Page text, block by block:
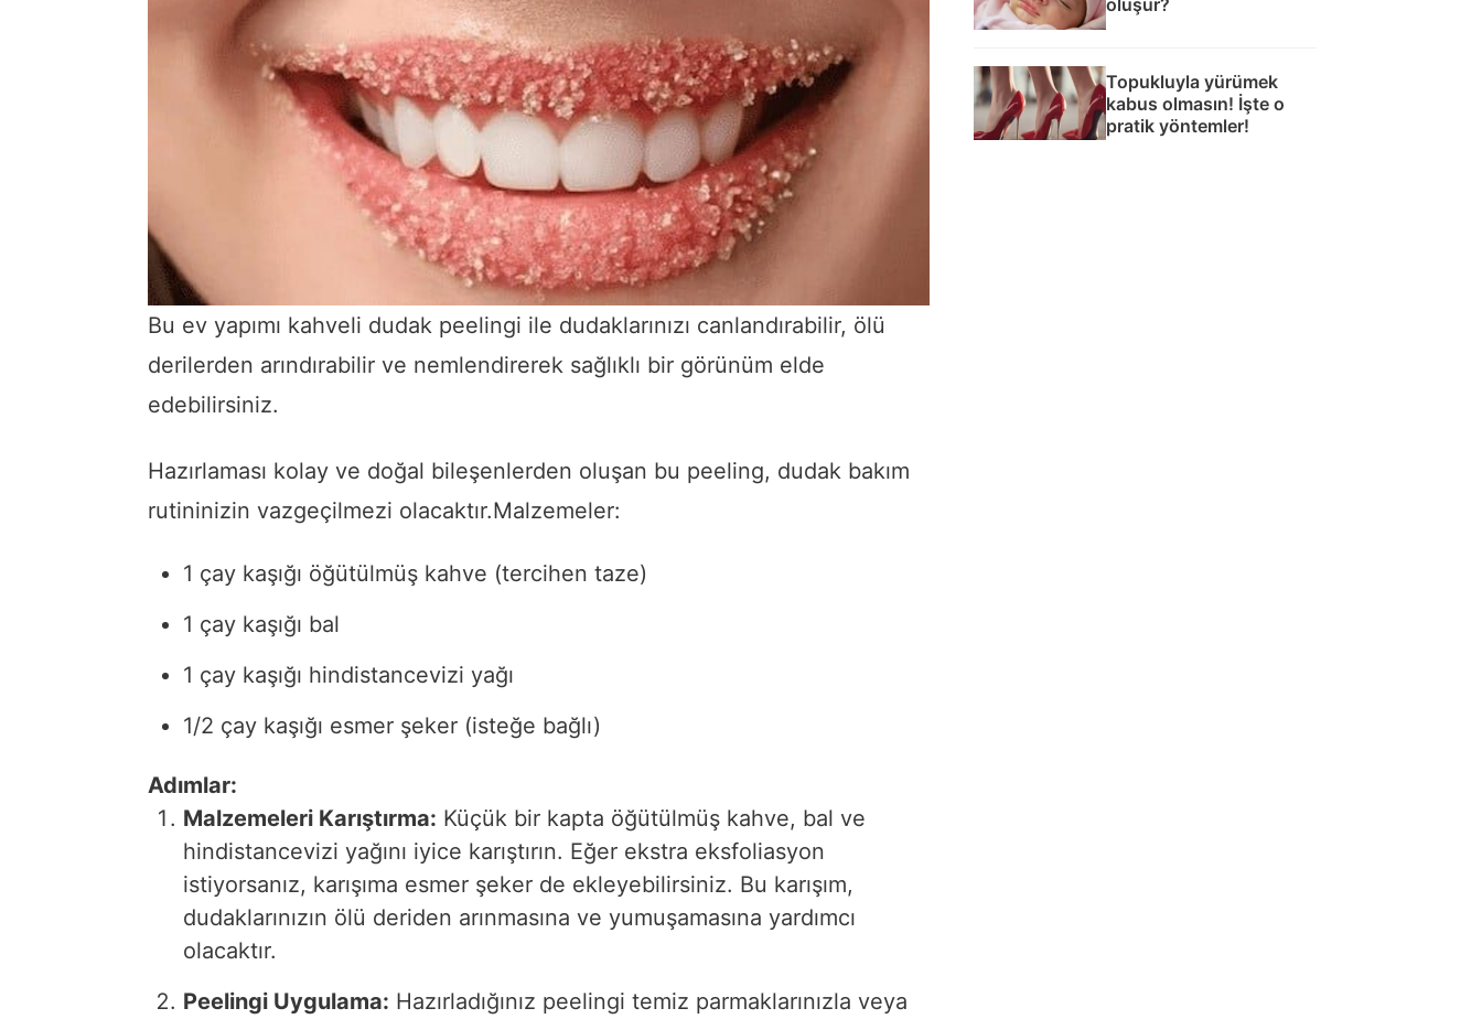
Bu ev yapımı kahveli dudak peelingi ile dudaklarınızı canlandırabilir, ölü
derilerden arındırabilir ve nemlendirerek sağlıklı bir görünüm elde
edebilirsiniz.
Hazırlaması kolay ve doğal bileşenlerden oluşan bu peeling, dudak bakım
rutininizin vazgeçilmezi olacaktır.Malzemeler:
1 çay kaşığı öğütülmüş kahve (tercihen taze)
1 çay kaşığı bal
1 çay kaşığı hindistancevizi yağı
1/2 çay kaşığı esmer şeker (isteğe bağlı)
Adımlar:
Malzemeleri Karıştırma: Küçük bir kapta öğütülmüş kahve, bal ve
hindistancevizi yağını iyice karıştırın. Eğer ekstra eksfoliasyon
istiyorsanız, karışıma esmer şeker de ekleyebilirsiniz. Bu karışım,
dudaklarınızın ölü deriden arınmasına ve yumuşamasına yardımcı
olacaktır.
Peelingi Uygulama: Hazırladığınız peelingi temiz parmaklarınızla veya
Topukluyla yürümek
kabus olmasın! İşte o
pratik yöntemler!